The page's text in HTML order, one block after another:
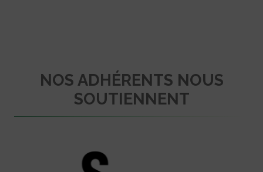
NOS ADHÉRENTS NOUS
SOUTIENNENT